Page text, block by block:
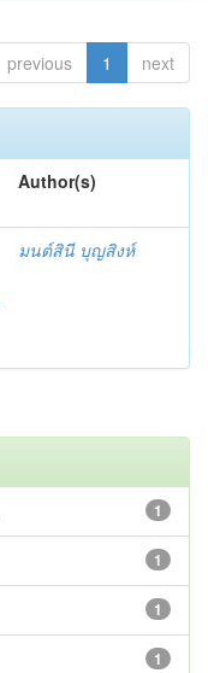
previous 1 next
Author(s)
มนต์สินี บุญสิงห์
1
1
1
1